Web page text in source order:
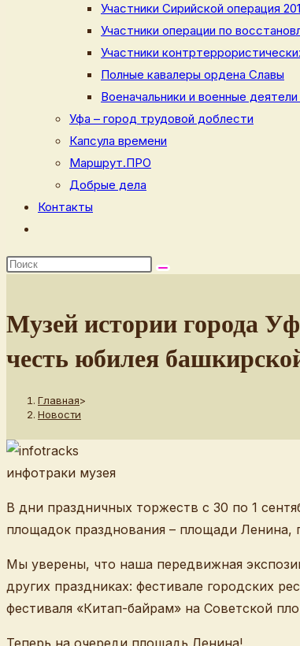
Участники Сирийской операция
Участники операции по
Участники
Полные кавалеры ордена Славы
Военачальники и военные
Уфа – город трудовой доблести
Капсула времени
Маршрут.ПРО
Добрые дела
Контакты
по
сайту
Музей истории города
честь юбилея
Главная>
Новости
инфотраки музея
В дни праздничных торжеств с 30 по 1
площадок празднования – площади Ленина,
⁣Мы уверены, что наша передвижная
других праздниках: фестивале городских
фестиваля «Китап-байрам» на Советской
Теперь на очереди площадь Ленина!